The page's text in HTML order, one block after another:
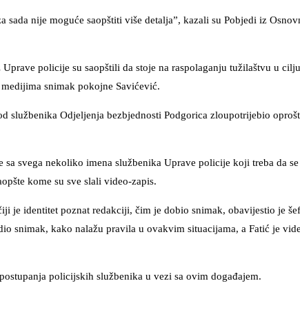
sada nije moguće saopštiti više detalja”, kazali su Pobjedi iz
policije su saopštili da stoje na raspolaganju tužilaštvu u
snimak pokojne Savićević.
službenika Odjeljenja bezbjednosti Podgorica zloupotrijebio
svega nekoliko imena službenika Uprave policije koji treba da
kome su sve slali video-zapis.
je identitet poznat redakciji, čim je dobio snimak, obavijestio je
snimak, kako nalažu pravila u ovakvim situacijama, a Fatić je
policijskih službenika u vezi sa ovim događajem.